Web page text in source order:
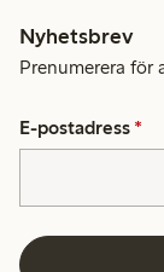
Nyhetsbrev
Prenumerera för
E-postadress *